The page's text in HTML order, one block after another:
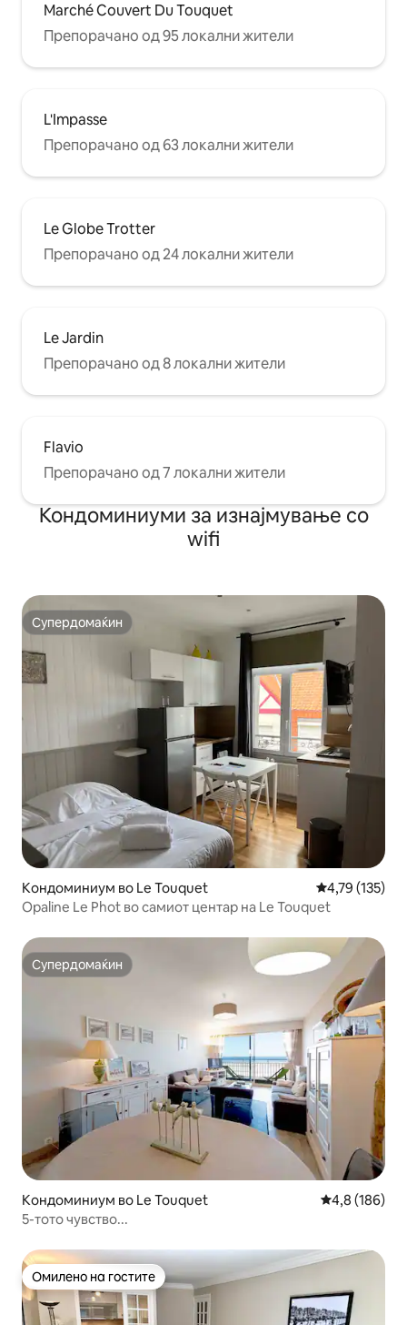
Marché Couvert Du Touquet
Препорачано од 95 локални жители
L'Impasse
Препорачано од 63 локални жители
Le Globe Trotter
Препорачано од 24 локални жители
Le Jardin
Препорачано од 8 локални жители
Flavio
Препорачано од 7 локални жители
Кондоминиуми за изнајмување со
wifi
Супердомаќин
Супердомаќин
Кондоминиум во Le Touquet Просечна
4,79 (135)
Opaline Le Phot во самиот центар на Le Touquet
Супердомаќин
Супердомаќин
Кондоминиум во Le Touquet Просечна
4,8 (186)
5-тото чувство...
Омилено на гостите
Омилено на гостите